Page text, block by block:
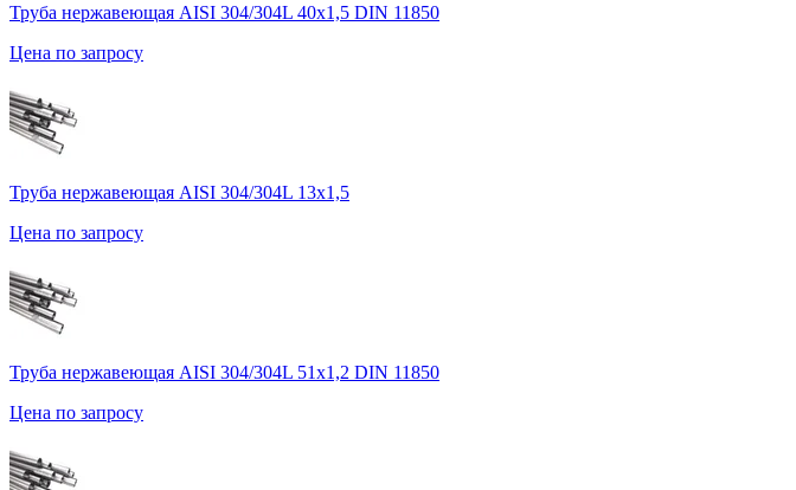
Труба нержавеющая AISI 304/304L 40х1,5 DIN 11850
Цена по запросу
Труба нержавеющая AISI 304/304L 13х1,5
Цена по запросу
Труба нержавеющая AISI 304/304L 51х1,2 DIN 11850
Цена по запросу